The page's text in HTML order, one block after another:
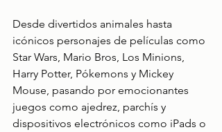
Desde divertidos animales hasta
icónicos personajes de películas como
Star Wars, Mario Bros, Los Minions,
Harry Potter, Pókemons y Mickey
Mouse, pasando por emocionantes
juegos como ajedrez, parchís y
dispositivos electrónicos como iPads o